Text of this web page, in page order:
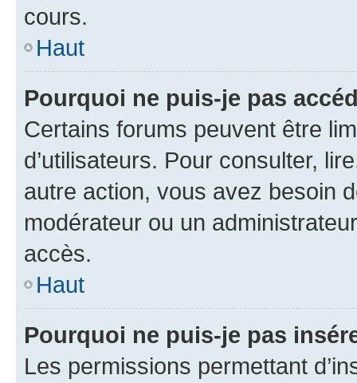
cours.
Haut
Pourquoi ne puis-je pas
Certains forums peuvent être
d’utilisateurs. Pour consulter,
autre action, vous avez besoin
modérateur ou un
accès.
Haut
Pourquoi ne puis-je pas
Les permissions permettant